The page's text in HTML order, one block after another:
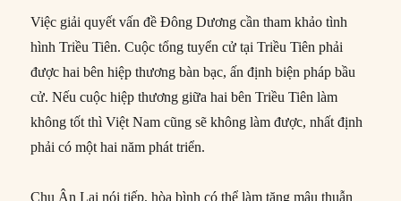
Việc giải quyết vấn đề Đông Dương cần tham khảo tình
hình Triều Tiên. Cuộc tổng tuyển cử tại Triều Tiên phải
được hai bên hiệp thương bàn bạc, ấn định biện pháp bầu
cử. Nếu cuộc hiệp thương giữa hai bên Triều Tiên làm
không tốt thì Việt Nam cũng sẽ không làm được, nhất định
phải có một hai năm phát triển.
Chu Ân Lai nói tiếp, hòa bình có thể làm tăng mâu thuẫn